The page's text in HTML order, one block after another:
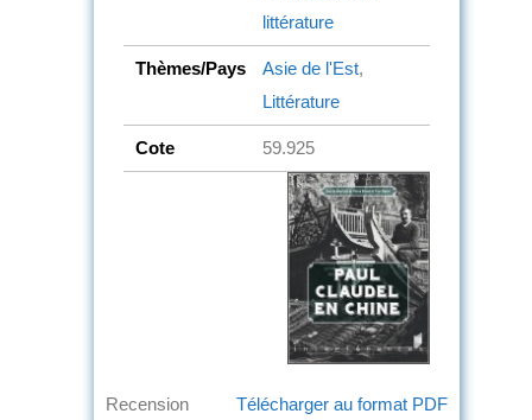
littérature
Thèmes/Pays Asie de l'Est,
Littérature
Cote 59.925
Télécharger au format PDF
Recension